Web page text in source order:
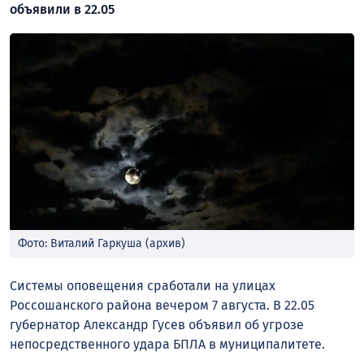
объявили в 22.05
Фото: Виталий Гаркуша (архив)
Системы оповещения сработали на улицах
Россошанского района вечером 7 августа. В 22.05
губернатор Александр Гусев объявил об угрозе
непосредственного удара БПЛА в муниципалитете.